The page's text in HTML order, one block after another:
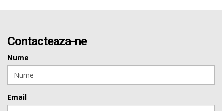
Contacteaza-ne
Nume
Email